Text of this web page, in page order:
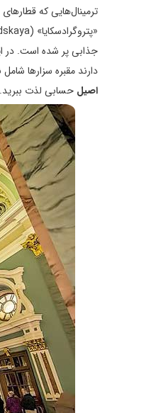
ترمینال‌هایی که
جذابی پر شده است. در
دارند مقبره سزارها
اصیل حسابی لذت ببرید.